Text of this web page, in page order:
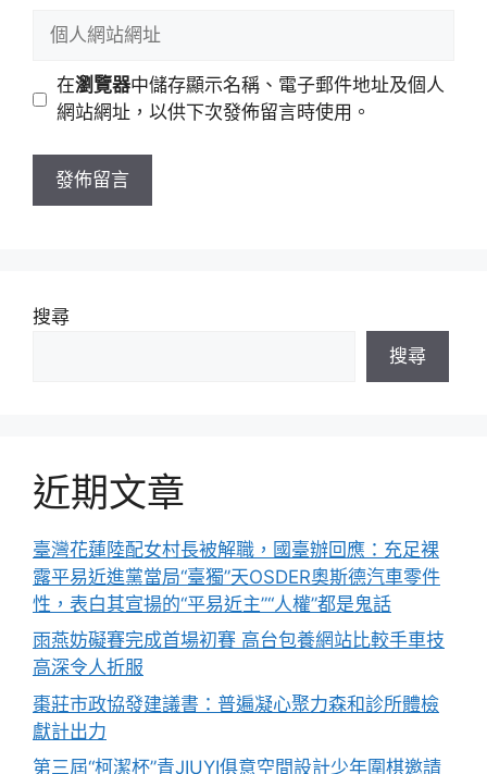
址
站
址
在瀏覽器中儲存顯示名稱、電子郵件地址及個人
網站網址，以供下次發佈留言時使用。
搜尋
搜尋
近期文章
臺灣花蓮陸配女村長被解職，國臺辦回應：充足裸
露平易近進黨當局“臺獨”天OSDER奧斯德汽車零件
性，表白其宣揚的“平易近主”“人權”都是鬼話
雨燕妨礙賽完成首場初賽 高台包養網站比較手車技
高深令人折服
棗莊市政協發建議書：普遍凝心聚力森和診所體檢
獻計出力
第三屆“柯潔杯”青JIUYI俱意空間設計少年圍棋邀請